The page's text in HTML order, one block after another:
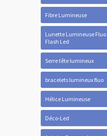
Fibre Lumineuse
Lunette Lumineuse Fluo
Flash Led
Serre tête lumineux
bracelets lumineux fluo
Hélice Lumineuse
Déco-Led